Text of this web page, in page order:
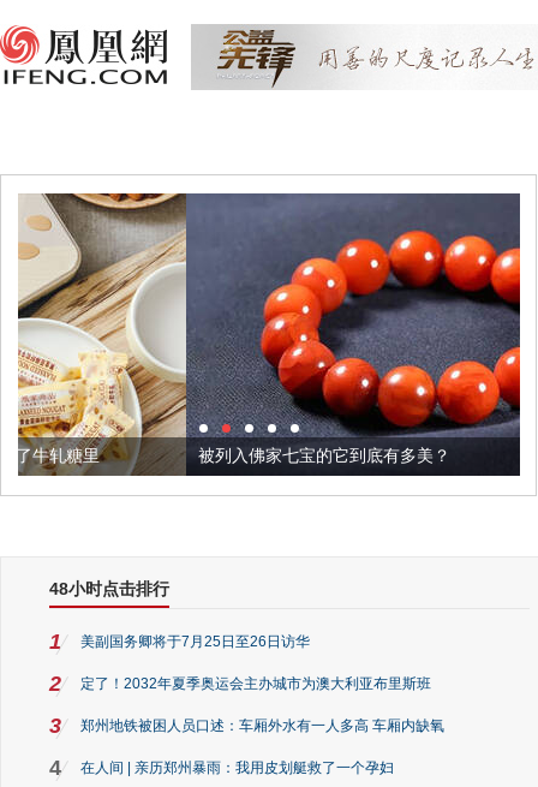
被列入佛家七宝的它到底有多美？
48小时点击排行
1 美副国务卿将于7月25日至26日访华
2 定了！2032年夏季奥运会主办城市为澳大利亚布里斯班
3 郑州地铁被困人员口述：车厢外水有一人多高 车厢内缺氧
4 在人间 | 亲历郑州暴雨：我用皮划艇救了一个孕妇